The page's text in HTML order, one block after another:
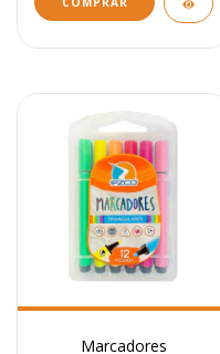
Marcadores